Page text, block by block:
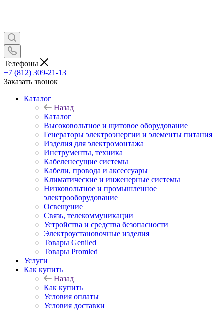
Телефоны
+7 (812) 309-21-13
Заказать звонок
Каталог
Назад
Каталог
Высоковольтное и щитовое оборудование
Генераторы электроэнергии и элементы питания
Изделия для электромонтажа
Инструменты, техника
Кабеленесущие системы
Кабели, провода и аксессуары
Климатические и инженерные системы
Низковольтное и промышленное
электрооборудование
Освещение
Связь, телекоммуникации
Устройства и средства безопасности
Электроустановочные изделия
Товары Geniled
Товары Promled
Услуги
Как купить
Назад
Как купить
Условия оплаты
Условия доставки